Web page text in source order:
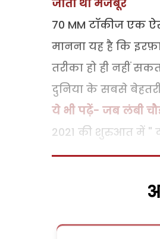
जाता था मजबूर
70 MM टॉकीज एक
मानना यह है कि
तरीका हो ही नहीं
दुनिया के सबसे
ये भी पढ़ें- जब लंबी
2021 की शुरुआत में " द